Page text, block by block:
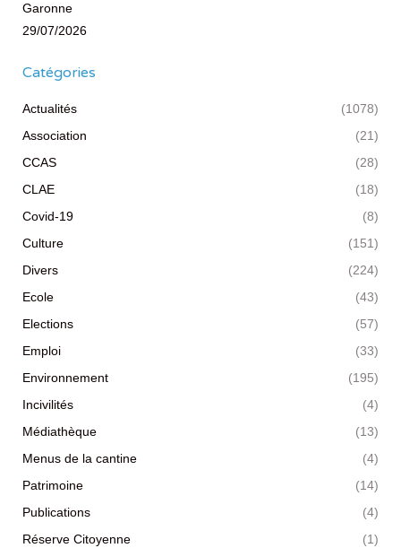
Garonne
29/07/2026
Catégories
Actualités
(1078)
Association
(21)
CCAS
(28)
CLAE
(18)
Covid-19
(8)
Culture
(151)
Divers
(224)
Ecole
(43)
Elections
(57)
Emploi
(33)
Environnement
(195)
Incivilités
(4)
Médiathèque
(13)
Menus de la cantine
(4)
Patrimoine
(14)
Publications
(4)
Réserve Citoyenne
(1)